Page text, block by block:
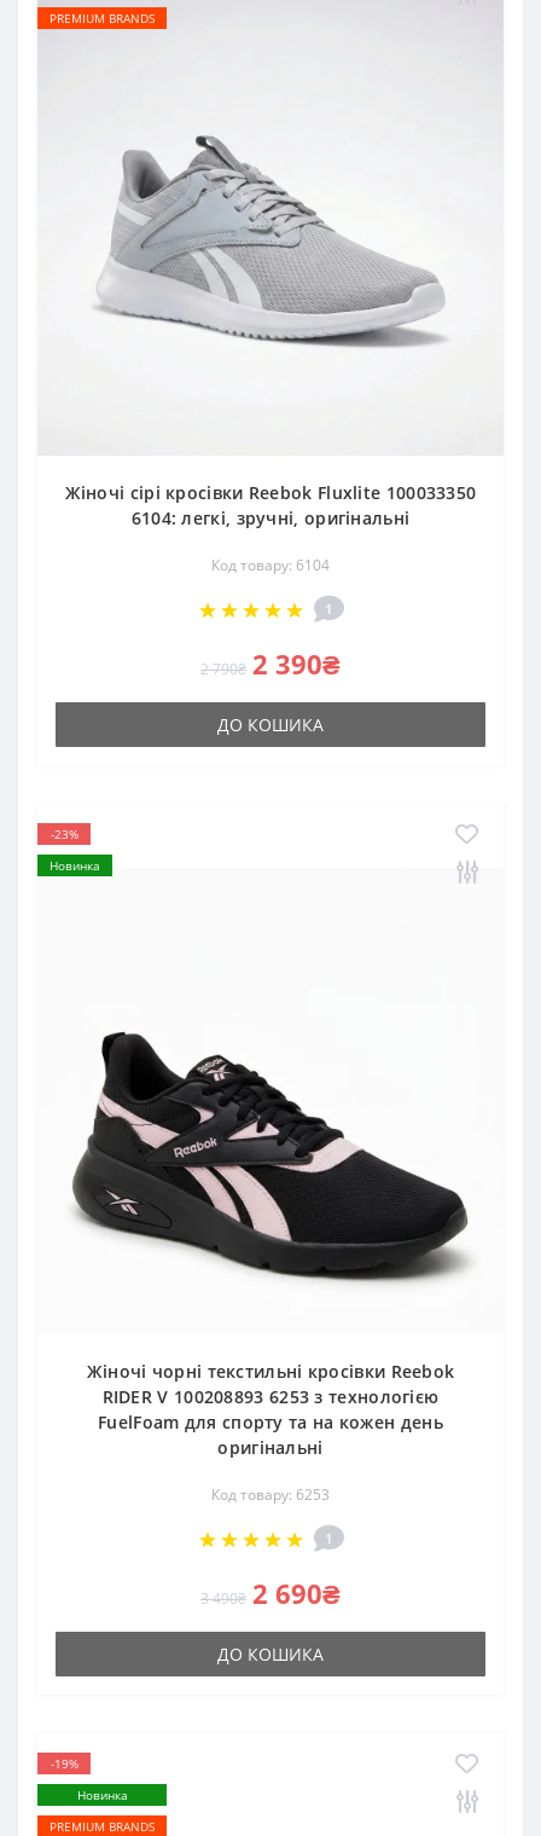
PREMIUM BRANDS
Жіночі сірі кросівки Reebok Fluxlite 100033350
6104: легкі, зручні, оригінальні
Код товару: 6104
1
2 790₴ 2 390₴
ДО КОШИКА
-23%
Новинка
Жіночі чорні текстильні кросівки Reebok
RIDER V 100208893 6253 з технологією
FuelFoam для спорту та на кожен день
оригінальні
Код товару: 6253
1
3 490₴ 2 690₴
ДО КОШИКА
-19%
Новинка
PREMIUM BRANDS